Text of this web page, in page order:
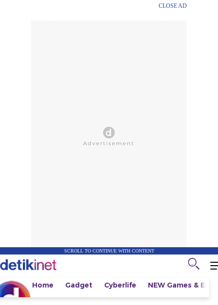
CLOSE AD
SCROLL TO CONTINUE WITH CONTENT
Home Gadget Cyberlife NEW Games &